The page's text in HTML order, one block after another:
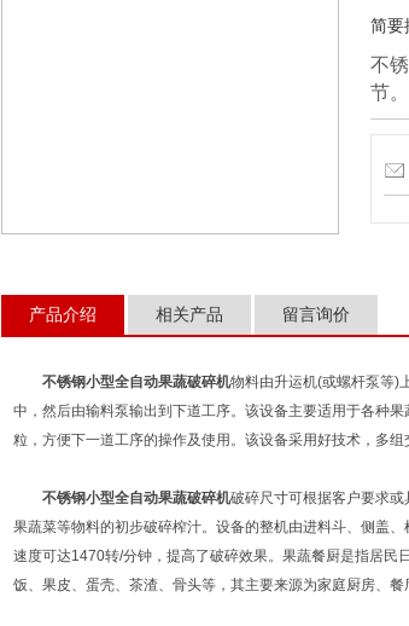
简要
不
节
产品介绍 相关产品 留言询价
不锈钢小型全自动果蔬破碎机物料由升运机(或螺杆泵等)
中，然后由输料泵输出到下道工序。该设备主要适用于各种
粒，方便下一道工序的操作及使用。该设备采用好技术，多
不锈钢小型全自动果蔬破碎机破碎尺寸可根据客户要求
果蔬菜等物料的初步破碎榨汁。设备的整机由进料斗、侧盖
速度可达1470转/分钟，提高了破碎效果。果蔬餐厨是指居民
饭、果皮、蛋壳、茶渣、骨头等，其主要来源为家庭厨房、